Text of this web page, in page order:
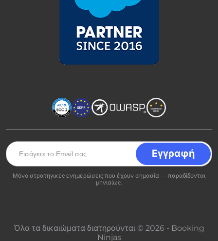
Μόνο στρατηγικές ενημερώσεις που έχουν σημασία — παραδίδονται
μηνιαίως.
Όλα τα δικαιώματα διατηρούνται © 2026 - Booking
Ninjas